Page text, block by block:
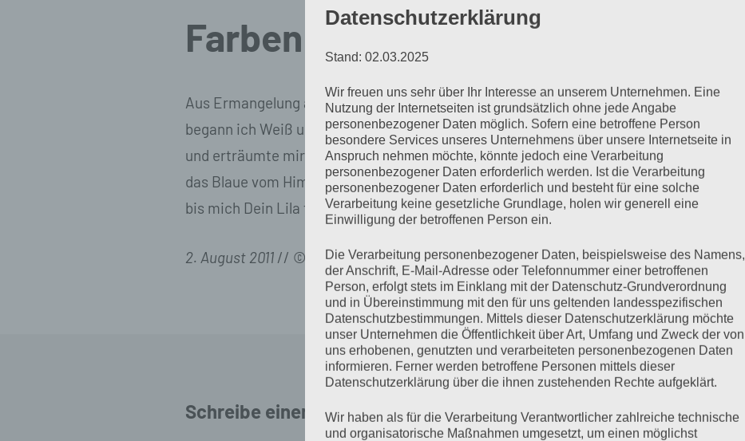
Farben
Aus Ermangelung an Rosa,
begann ich Weiß und Rot zu mischen
und erträumte mir damit so lange
das Blaue vom Himmel,
bis mich Dein Lila fand.
2. August 2011 // © Antje Münch-Lieblang
Schreibe einen Kommentar
Datenschutzerklärung
Stand: 02.03.2025
Wir freuen uns sehr über Ihr Interesse an unserem Unternehmen. Eine
Nutzung der Internetseiten ist grundsätzlich ohne jede Angabe
personenbezogener Daten möglich. Sofern eine betroffene Person
besondere Services unseres Unternehmens über unsere Internetseite in
Anspruch nehmen möchte, könnte jedoch eine Verarbeitung
personenbezogener Daten erforderlich werden. Ist die Verarbeitung
personenbezogener Daten erforderlich und besteht für eine solche
Verarbeitung keine gesetzliche Grundlage, holen wir generell eine
Einwilligung der betroffenen Person ein.
Die Verarbeitung personenbezogener Daten, beispielsweise des Namens,
der Anschrift, E-Mail-Adresse oder Telefonnummer einer betroffenen
Person, erfolgt stets im Einklang mit der Datenschutz-Grundverordnung
und in Übereinstimmung mit den für uns geltenden landesspezifischen
Datenschutzbestimmungen. Mittels dieser Datenschutzerklärung möchte
unser Unternehmen die Öffentlichkeit über Art, Umfang und Zweck der von
uns erhobenen, genutzten und verarbeiteten personenbezogenen Daten
informieren. Ferner werden betroffene Personen mittels dieser
Datenschutzerklärung über die ihnen zustehenden Rechte aufgeklärt.
Wir haben als für die Verarbeitung Verantwortlicher zahlreiche technische
und organisatorische Maßnahmen umgesetzt, um einen möglichst